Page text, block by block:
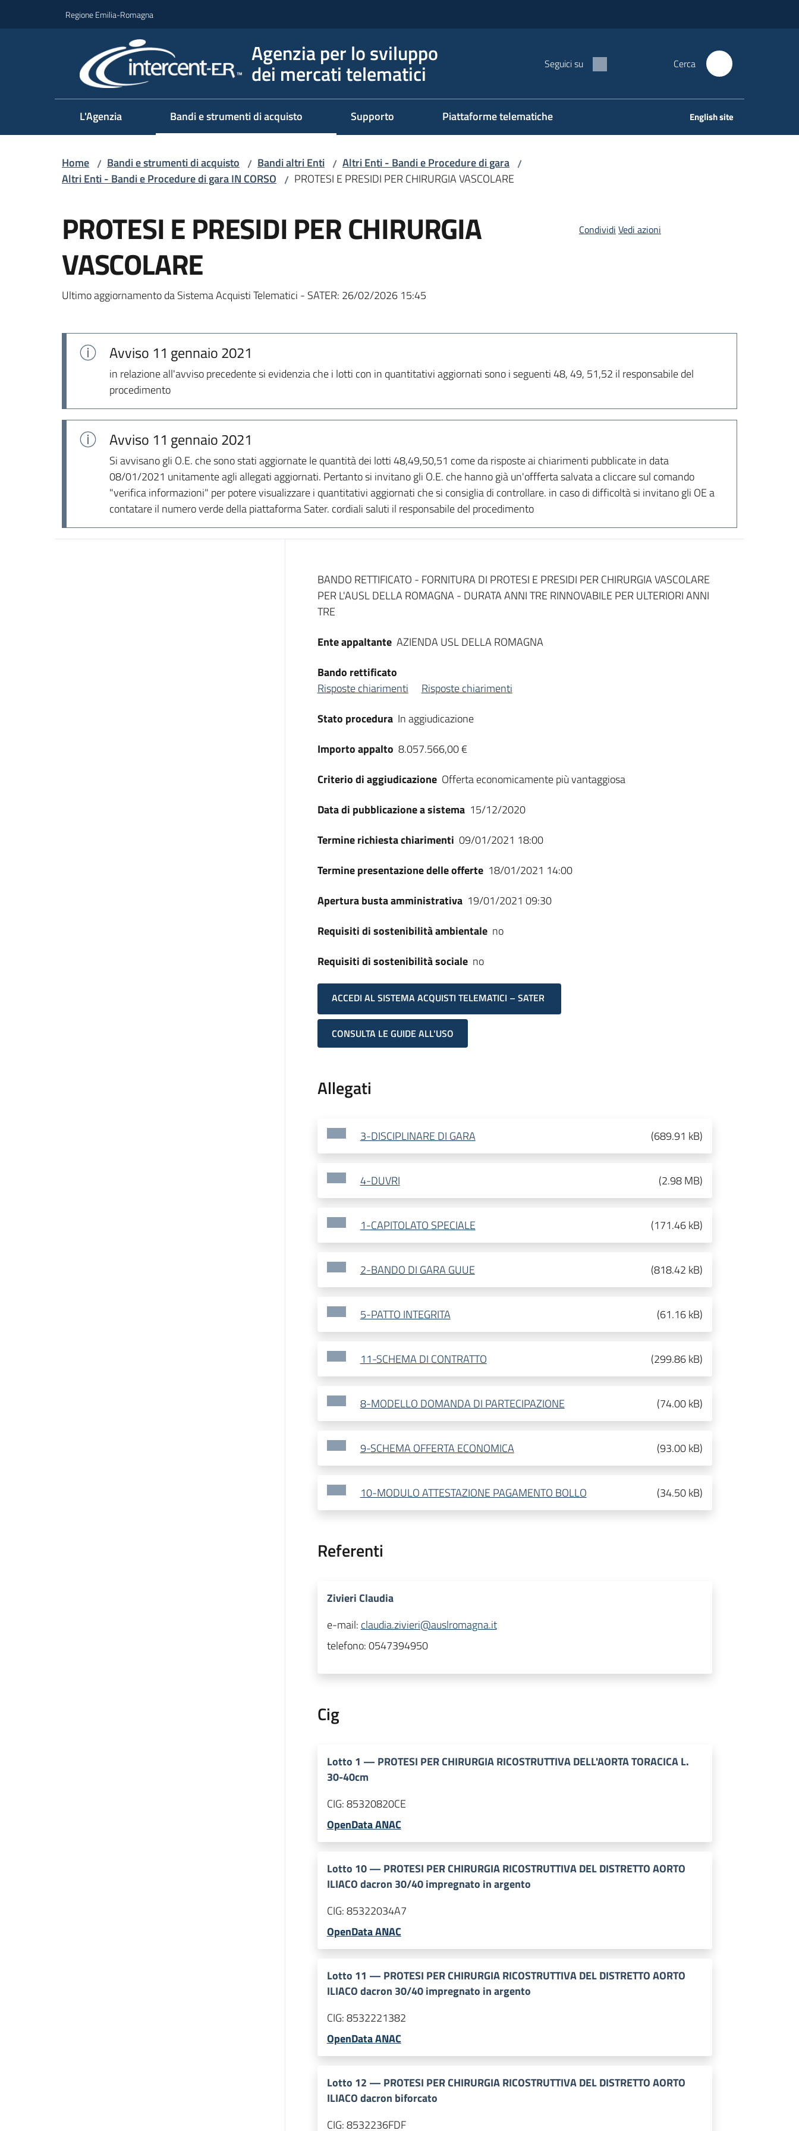
Regione Emilia-Romagna
Agenzia per lo sviluppo
dei mercati telematici Seguici su Cerca
L'Agenzia Bandi e strumenti di acquisto Supporto Piattaforme telematiche English site
Home / Bandi e strumenti di acquisto / Bandi altri Enti / Altri Enti - Bandi e Procedure di gara /
Altri Enti - Bandi e Procedure di gara IN CORSO / PROTESI E PRESIDI PER CHIRURGIA VASCOLARE
PROTESI E PRESIDI PER CHIRURGIA
VASCOLARE
Ultimo aggiornamento da Sistema Acquisti Telematici - SATER: 26/02/2026 15:45
Condividi Vedi azioni
Avviso 11 gennaio 2021
in relazione all'avviso precedente si evidenzia che i lotti con in quantitativi aggiornati sono i seguenti 48, 49, 51,52 il responsabile del
procedimento
Avviso 11 gennaio 2021
Si avvisano gli O.E. che sono stati aggiornate le quantità dei lotti 48,49,50,51 come da risposte ai chiarimenti pubblicate in data
08/01/2021 unitamente agli allegati aggiornati. Pertanto si invitano gli O.E. che hanno già un'offferta salvata a cliccare sul comando
"verifica informazioni" per potere visualizzare i quantitativi aggiornati che si consiglia di controllare. in caso di difficoltà si invitano gli OE a
contatare il numero verde della piattaforma Sater. cordiali saluti il responsabile del procedimento
Dati del bando
BANDO RETTIFICATO - FORNITURA DI PROTESI E PRESIDI PER CHIRURGIA VASCOLARE
PER L'AUSL DELLA ROMAGNA - DURATA ANNI TRE RINNOVABILE PER ULTERIORI ANNI
TRE
Ente appaltante AZIENDA USL DELLA ROMAGNA
Bando rettificato
Risposte chiarimenti
Risposte chiarimenti
Stato procedura In aggiudicazione
Importo appalto 8.057.566,00 €
Criterio di aggiudicazione Offerta economicamente più vantaggiosa
Data di pubblicazione a sistema 15/12/2020
Termine richiesta chiarimenti 09/01/2021 18:00
Termine presentazione delle offerte 18/01/2021 14:00
Apertura busta amministrativa 19/01/2021 09:30
Requisiti di sostenibilità ambientale no
Requisiti di sostenibilità sociale no
ACCEDI AL SISTEMA ACQUISTI TELEMATICI – SATER
CONSULTA LE GUIDE ALL'USO
Allegati
3-DISCIPLINARE DI GARA (689.91 kB)
4-DUVRI (2.98 MB)
1-CAPITOLATO SPECIALE (171.46 kB)
2-BANDO DI GARA GUUE (818.42 kB)
5-PATTO INTEGRITA (61.16 kB)
11-SCHEMA DI CONTRATTO (299.86 kB)
8-MODELLO DOMANDA DI PARTECIPAZIONE (74.00 kB)
9-SCHEMA OFFERTA ECONOMICA (93.00 kB)
10-MODULO ATTESTAZIONE PAGAMENTO BOLLO (34.50 kB)
Referenti
Zivieri Claudia
e-mail: claudia.zivieri@auslromagna.it
telefono:0547394950
Cig
Lotto 1 — PROTESI PER CHIRURGIA RICOSTRUTTIVA DELL'AORTA TORACICA L.
30-40cm
CIG:85320820CE
OpenData ANAC
Lotto 10— PROTESI PER CHIRURGIA RICOSTRUTTIVA DEL DISTRETTO AORTO
ILIACO dacron 30/40 impregnato in argento
CIG:85322034A7
OpenData ANAC
Lotto 11 — PROTESI PER CHIRURGIA RICOSTRUTTIVA DEL DISTRETTO AORTO
ILIACO dacron 30/40 impregnato in argento
CIG:8532221382
OpenData ANAC
Lotto 12 — PROTESI PER CHIRURGIA RICOSTRUTTIVA DEL DISTRETTO AORTO
ILIACO dacron biforcato
CIG:8532236FDF